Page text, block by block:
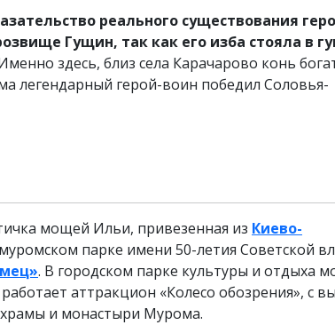
реального существования
Гущин, так как его изба стояла в
здесь, близ села Карачарово конь
легендарный герой-воин победил Соловья-
мощей Ильи, привезенная из Киево-
парке имени 50-летия Советской
. В городском парке культуры и отдыха
аттракцион «Колесо обозрения», с
и монастыри Мурома.